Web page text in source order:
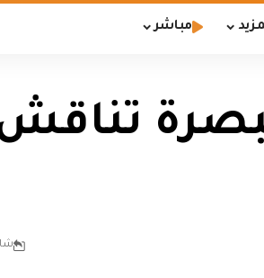
مباشر